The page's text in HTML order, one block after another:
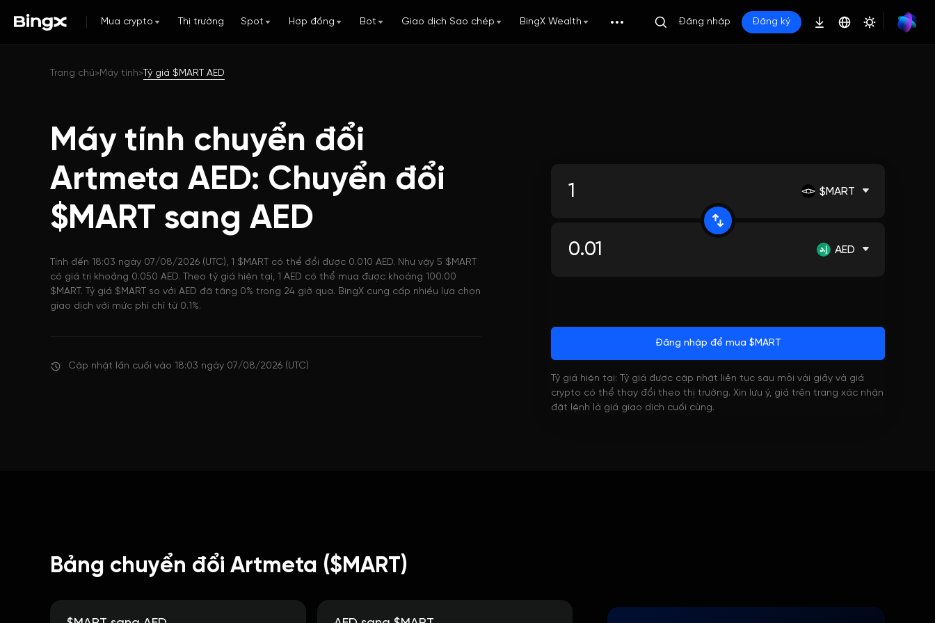
Mua crypto Thị trường Spot Hợp đồng Bot Giao dịch Sao chép BingX Wealth Đăng nhập Đăng ký
Trang chủ>Máy tính> Tỷ giá $MART AED
Máy tính chuyển đổi
Artmeta AED: Chuyển đổi
$MART sang AED
Tính đến 18:03 ngày 07/08/2026 (UTC), 1 $MART có thể đổi được 0.010 AED. Như vậy 5 $MART
có giá trị khoảng 0.050 AED. Theo tỷ giá hiện tại, 1 AED có thể mua được khoảng 100.00
$MART. Tỷ giá $MART so với AED đã tăng 0% trong 24 giờ qua. BingX cung cấp nhiều lựa chọn
giao dịch với mức phí chỉ từ 0.1%.
Cập nhật lần cuối vào 18:03 ngày 07/08/2026 (UTC)
$MART
AED
Đăng nhập để mua $MART
Tỷ giá hiện tại: Tỷ giá được cập nhật liên tục sau mỗi vài giây và giá
crypto có thể thay đổi theo thị trường. Xin lưu ý, giá trên trang xác nhận
đặt lệnh là giá giao dịch cuối cùng.
Bảng chuyển đổi Artmeta ($MART)